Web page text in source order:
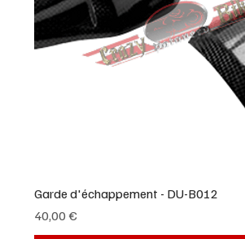
Garde d'échappement - DU-B012
Prix
40,00 €